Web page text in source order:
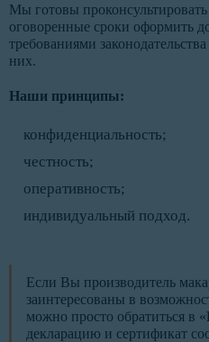
Мы готовы
оговоренные сроки оформить
требованиями
них.
Наши принципы:
конфиденциальность;
честность;
оперативность;
индивидуальный подход.
Если Вы производитель
заинтересованы в
можно просто обратиться в «
декларацию и сертификат